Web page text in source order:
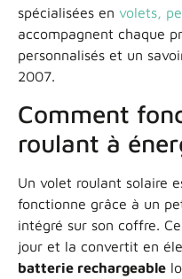
spécialisées en volets,
accompagnent chaque
personnalisés et un
2007.
Comment
roulant à
Un volet roulant solaire
fonctionne grâce à un
intégré sur son coffre.
jour et la convertit en
batterie rechargeable